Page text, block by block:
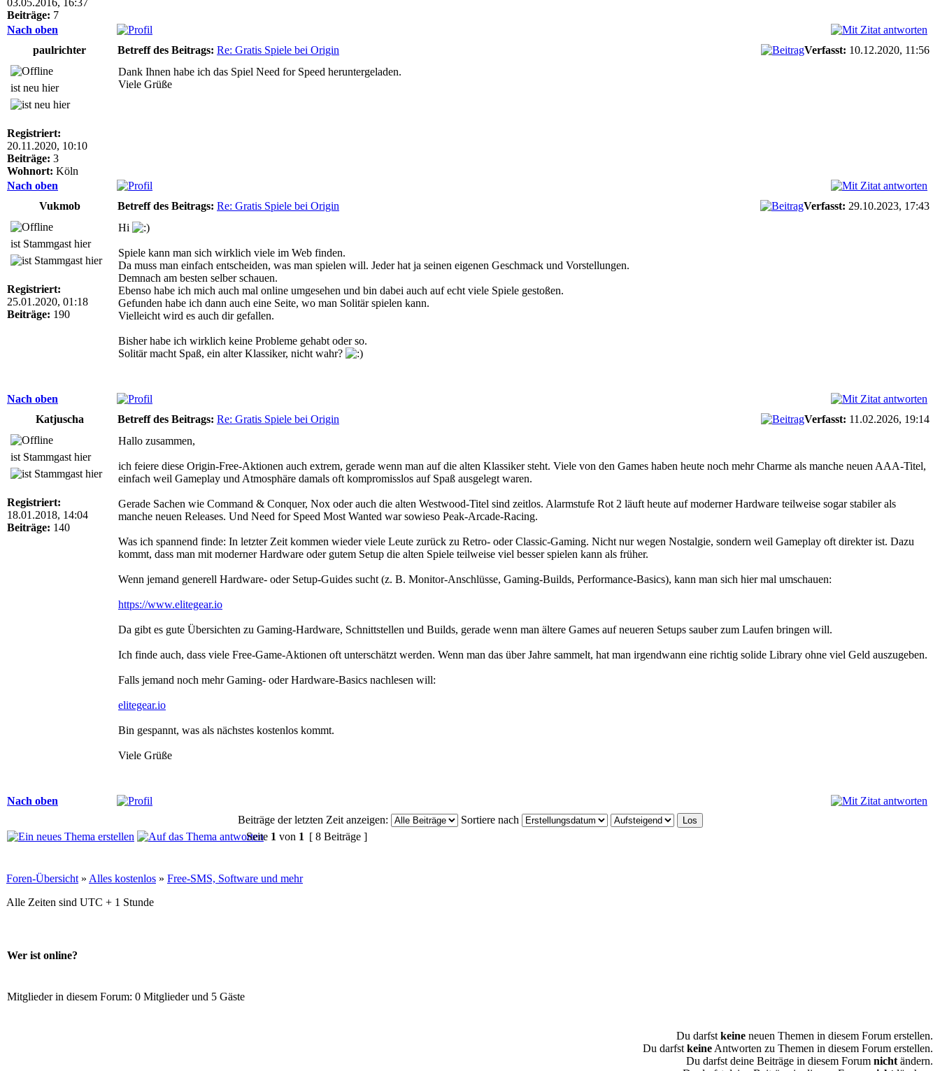
Beiträge: 7
Nach oben
paulrichter
Betreff des Beitrags: Re: Gratis Spiele bei Origin Verfasst: 10.12.2020, 11:56
ist neu hier
Registriert:
20.11.2020, 10:10
Beiträge: 3
Wohnort: Köln
Dank Ihnen habe ich das Spiel Need for Speed heruntergeladen.
Viele Grüße
Nach oben
Vukmob
Betreff des Beitrags: Re: Gratis Spiele bei Origin Verfasst: 29.10.2023, 17:43
ist Stammgast hier
Registriert:
25.01.2020, 01:18
Beiträge: 190
Hi
Spiele kann man sich wirklich viele im Web finden.
Da muss man einfach entscheiden, was man spielen will. Jeder hat ja seinen eigenen Geschmack und Vorstellungen.
Demnach am besten selber schauen.
Ebenso habe ich mich auch mal online umgesehen und bin dabei auch auf echt viele Spiele gestoßen.
Gefunden habe ich dann auch eine Seite, wo man Solitär spielen kann.
Vielleicht wird es auch dir gefallen.
Bisher habe ich wirklich keine Probleme gehabt oder so.
Solitär macht Spaß, ein alter Klassiker, nicht wahr?
Nach oben
Katjuscha
Betreff des Beitrags: Re: Gratis Spiele bei Origin Verfasst: 11.02.2026, 19:14
ist Stammgast hier
Registriert:
18.01.2018, 14:04
Beiträge: 140
Hallo zusammen,
ich feiere diese Origin-Free-Aktionen auch extrem, gerade wenn man auf die alten Klassiker steht. Viele von den Games haben heute noch mehr Charme als manche neuen AAA-Titel,
einfach weil Gameplay und Atmosphäre damals oft kompromisslos auf Spaß ausgelegt waren.
Gerade Sachen wie Command & Conquer, Nox oder auch die alten Westwood-Titel sind zeitlos. Alarmstufe Rot 2 läuft heute auf moderner Hardware teilweise sogar stabiler als
manche neuen Releases. Und Need for Speed Most Wanted war sowieso Peak-Arcade-Racing.
Was ich spannend finde: In letzter Zeit kommen wieder viele Leute zurück zu Retro- oder Classic-Gaming. Nicht nur wegen Nostalgie, sondern weil Gameplay oft direkter ist. Dazu
kommt, dass man mit moderner Hardware oder gutem Setup die alten Spiele teilweise viel besser spielen kann als früher.
Wenn jemand generell Hardware- oder Setup-Guides sucht (z. B. Monitor-Anschlüsse, Gaming-Builds, Performance-Basics), kann man sich hier mal umschauen:
https://www.elitegear.io
Da gibt es gute Übersichten zu Gaming-Hardware, Schnittstellen und Builds, gerade wenn man ältere Games auf neueren Setups sauber zum Laufen bringen will.
Ich finde auch, dass viele Free-Game-Aktionen oft unterschätzt werden. Wenn man das über Jahre sammelt, hat man irgendwann eine richtig solide Library ohne viel Geld auszugeben.
Falls jemand noch mehr Gaming- oder Hardware-Basics nachlesen will:
elitegear.io
Bin gespannt, was als nächstes kostenlos kommt.
Viele Grüße
Nach oben
Beiträge der letzten Zeit anzeigen:
Sortiere nach
Seite 1 von 1 [ 8 Beiträge ]
Foren-Übersicht » Alles kostenlos » Free-SMS, Software und mehr
Alle Zeiten sind UTC + 1 Stunde
Wer ist online?
Mitglieder in diesem Forum: 0 Mitglieder und 5 Gäste
Du darfst keine neuen Themen in diesem Forum erstellen.
Du darfst keine Antworten zu Themen in diesem Forum erstellen.
Du darfst deine Beiträge in diesem Forum nicht ändern.